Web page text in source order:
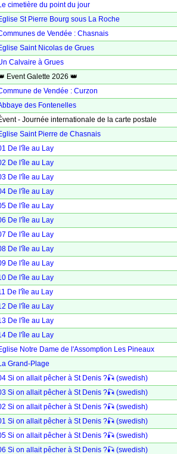
cimetière du point du jour
St Pierre Bourg sous La Roche
de Vendée : Chasnais
Saint Nicolas de Grues
Calvaire à Grues
Event Galette 2026 👑
de Vendée : Curzon
des Fontenelles
- Journée internationale de la carte postale
Saint Pierre de Chasnais
De l'île au Lay
De l'île au Lay
De l'île au Lay
De l'île au Lay
De l'île au Lay
De l'île au Lay
De l'île au Lay
De l'île au Lay
De l'île au Lay
De l'île au Lay
De l'île au Lay
De l'île au Lay
De l'île au Lay
De l'île au Lay
Notre Dame de l'Assomption Les Pineaux
Grand-Plage
Si on allait pêcher à St Denis ?🎣 (swedish)
Si on allait pêcher à St Denis ?🎣 (swedish)
Si on allait pêcher à St Denis ?🎣 (swedish)
Si on allait pêcher à St Denis ?🎣 (swedish)
Si on allait pêcher à St Denis ?🎣 (swedish)
Si on allait pêcher à St Denis ?🎣 (swedish)